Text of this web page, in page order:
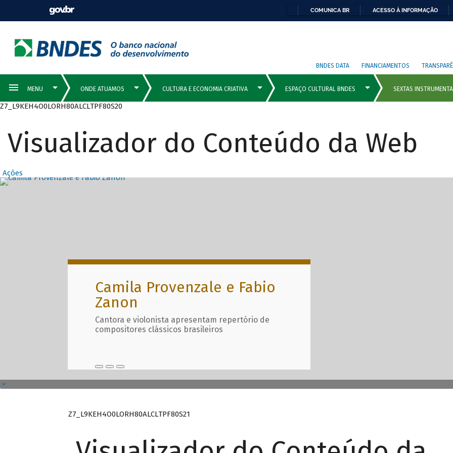
COMUNICA BR ACESSO À INFORMAÇÃO
BNDES DATA FINANCIAMENTOS
Z7_L9KEH4O0LORH80ALCLTPF80S20
Visualizador do Conteúdo da Web
Ações
Destaques Principais com
Camila Provenzale e Fabio
Zanon
Cantora e violonista apresentam repertório de
compositores clássicos brasileiros
Z7_L9KEH4O0LORH80ALCLTPF80S21